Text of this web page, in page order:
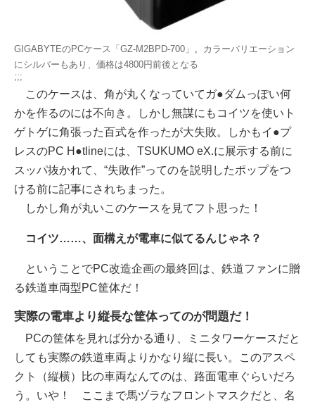
GIGABYTEのPCケース「GZ-M2BPD-700」。カラーバリエーション
にシルバーもあり、価格は4800円前後となる
;;;
このケースは、角が丸くなっていてガ●ダムっぽい何
かを作るのには不向き。しかし無謀にもコイツを使いト
ゲトゲに角張った百式を作ったが大失敗。しかもイ●プ
レスのPC H●tlineには、TSUKUMO eX.に展示する前に
スッパ抜かれて、“失敗作”ってのを説明したポップをつ
ける前に記事にされちまった。
しかし角が丸いこのケースを見てフト思った！
コイツ……、面構えが電車に似てるんじゃネ？
ということでPC改造企画の最終回は、鉄道ファンに贈
る鉄道車両型PC筐体だ！
実際の電車より縦長な筐体ってのが問題だ！
PCの筐体を見れば分かる通り、ミニタワーケースだと
しても実際の鉄道車両よりかなり縦に長い。このアスペ
クト（縦横）比の車両なんてのは、路面電車ぐらいだろ
う。いや！ ここまで馬ヅラなフロントマスクだと、名